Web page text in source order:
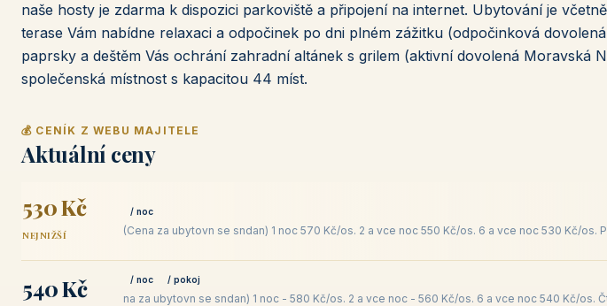
naše hosty je zdarma k dispozici parkoviště a připojení na internet. Ubytování je
terase Vám nabídne relaxaci a odpočinek po dni plném zážitku (odpočinková
paprsky a deštěm Vás ochrání zahradní altánek s grilem (aktivní dovolená Moravská
společenská místnost s kapacitou 44 míst.
💰 CENÍK Z WEBU MAJITELE
Aktuální ceny
530 Kč
NEJNIŽŠÍ
/ noc
(Cena za ubytovn se sndan) 1 noc 570 Kč/os. 2 a vce noc 550 Kč/os. 6 a vce noc 530 Kč/os.
540 Kč / noc / pokoj
na za ubytovn se sndan) 1 noc - 580 Kč/os. 2 a vce noc - 560 Kč/os. 6 a vce noc 540 Kč/os.